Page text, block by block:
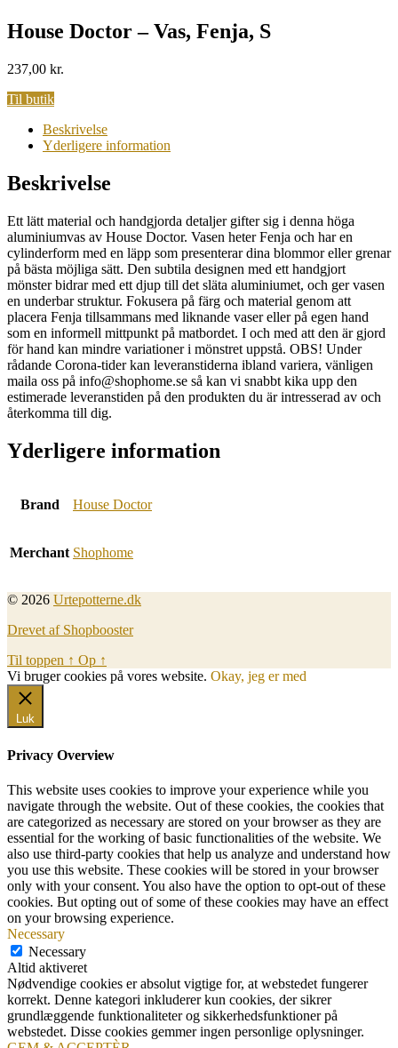
House Doctor – Vas, Fenja, S
237,00 kr.
Til butik
Beskrivelse
Yderligere information
Beskrivelse
Ett lätt material och handgjorda detaljer gifter sig i denna höga
aluminiumvas av House Doctor. Vasen heter Fenja och har en
cylinderform med en läpp som presenterar dina blommor eller grenar
på bästa möjliga sätt. Den subtila designen med ett handgjort
mönster bidrar med ett djup till det släta aluminiumet, och ger vasen
en underbar struktur. Fokusera på färg och material genom att
placera Fenja tillsammans med liknande vaser eller på egen hand
som en informell mittpunkt på matbordet. I och med att den är gjord
för hand kan mindre variationer i mönstret uppstå. OBS! Under
rådande Corona-tider kan leveranstiderna ibland variera, vänligen
maila oss på info@shophome.se så kan vi snabbt kika upp den
estimerade leveranstiden på den produkten du är intresserad av och
återkomma till dig.
Yderligere information
Brand House Doctor
Merchant Shophome
© 2026 Urtepotterne.dk
Drevet af Shopbooster
Til toppen ↑ Op ↑
Vi bruger cookies på vores website. Okay, jeg er med
Luk
Privacy Overview
This website uses cookies to improve your experience while you
navigate through the website. Out of these cookies, the cookies that
are categorized as necessary are stored on your browser as they are
essential for the working of basic functionalities of the website. We
also use third-party cookies that help us analyze and understand how
you use this website. These cookies will be stored in your browser
only with your consent. You also have the option to opt-out of these
cookies. But opting out of some of these cookies may have an effect
on your browsing experience.
Necessary
Necessary
Altid aktiveret
Nødvendige cookies er absolut vigtige for, at webstedet fungerer
korrekt. Denne kategori inkluderer kun cookies, der sikrer
grundlæggende funktionaliteter og sikkerhedsfunktioner på
webstedet. Disse cookies gemmer ingen personlige oplysninger.